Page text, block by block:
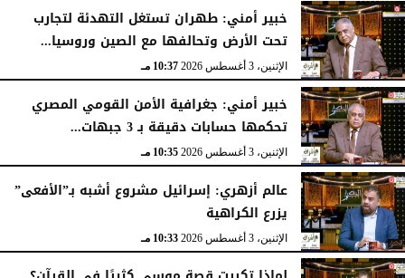
خبير أمني: طهران تستغل التهدئة لتجارب
تحت الأرض وتحالفها مع الصين وروسيا...
الإثنين، 3 أغسطس 2026 10:37 مـ
خبير أمني: جغرافية الأمن القومي المصري
تحكمها حسابات دقيقة بـ 3 جبهات...
الإثنين، 3 أغسطس 2026 10:35 مـ
عالم أزهري: إسرائيل مشروع أشبه بـ”الأفعى”
يزرع الكراهية
الإثنين، 3 أغسطس 2026 10:33 مـ